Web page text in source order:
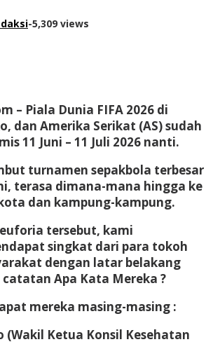
-5,309 views
– Piala Dunia FIFA 2026 di
dan Amerika Serikat (AS) sudah
11 Juni – 11 Juli 2026 nanti.
turnamen sepakbola terbesar
terasa dimana-mana hingga ke
dan kampung-kampung.
tersebut, kami
singkat dari para tokoh
dengan latar belakang
Apa Kata Mereka ?
mereka masing-masing :
(Wakil Ketua Konsil Kesehatan